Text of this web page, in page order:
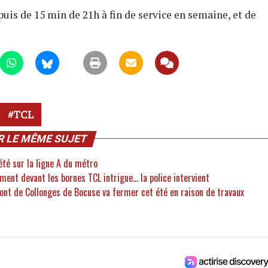
de 15 min de 21h à fin de service en semaine, et de
TCL
LE MÊME SUJET
sur la ligne A du métro
devant les bornes TCL intrigue... la police intervient
de Collonges de Bocuse va fermer cet été en raison de travaux